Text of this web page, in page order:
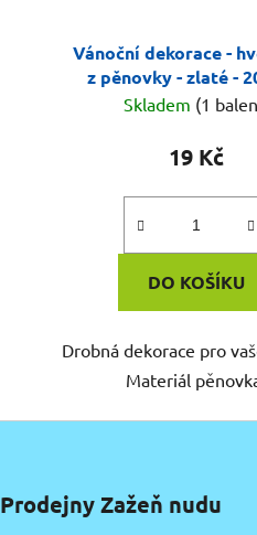
Vánoční dekorace -
z pěnovky - zlaté -
Skladem (1
19 Kč
DO KOŠÍKU
Drobná dekorace pro
Materiál
Prodejny Zažeň nudu